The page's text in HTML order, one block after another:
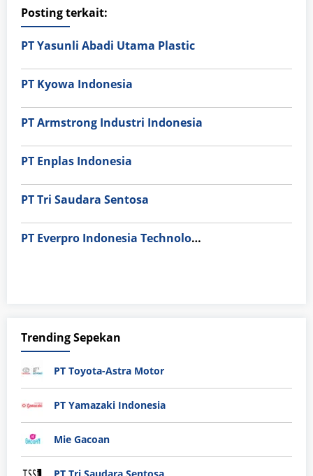
Posting terkait:
PT Yasunli Abadi Utama Plastic
PT Kyowa Indonesia
PT Armstrong Industri Indonesia
PT Enplas Indonesia
PT Tri Saudara Sentosa
PT Everpro Indonesia Technologies
Trending Sepekan
PT Toyota-Astra Motor
PT Yamazaki Indonesia
Mie Gacoan